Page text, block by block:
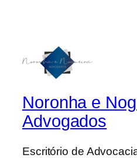
Noronha e
Advogados
Escritório de